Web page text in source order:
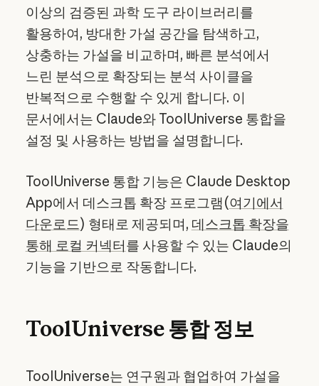
이상의 검증된 과학 도구 라이브러리를
활용하여, 방대한 가설 공간을 탐색하고,
상충하는 가설을 비교하며, 빠른 분석에서
느린 분석으로 확장되는 분석 사이클을
반복적으로 수행할 수 있게 합니다. 이
문서에서는 Claude와 ToolUniverse 통합을
설정 및 사용하는 방법을 설명합니다.
ToolUniverse 통합 기능은 Claude Desktop
App에서 데스크톱 확장 프로그램(여기에서
다운로드) 형태로 제공되며, 데스크톱 확장을
통해 로컬 커넥터를 사용할 수 있는 Claude의
기능을 기반으로 작동합니다.
ToolUniverse 통합 정보
ToolUniverse는 연구원과 협업하여 가설을